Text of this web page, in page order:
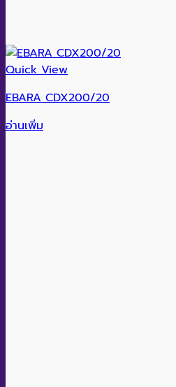
Quick View
EBARA CDX200/20
อ่านเพิ่ม